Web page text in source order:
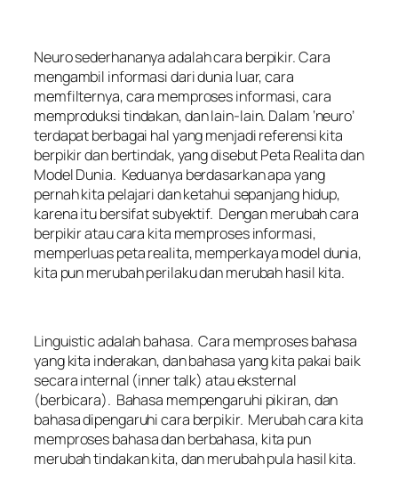
Neuro sederhananya adalah cara berpikir. Cara
mengambil informasi dari dunia luar, cara
memfilternya, cara memproses informasi, cara
memproduksi tindakan, dan lain-lain. Dalam ‘neuro’
terdapat berbagai hal yang menjadi referensi kita
berpikir dan bertindak, yang disebut Peta Realita dan
Model Dunia. Keduanya berdasarkan apa yang
pernah kita pelajari dan ketahui sepanjang hidup,
karena itu bersifat subyektif. Dengan merubah cara
berpikir atau cara kita memproses informasi,
memperluas peta realita, memperkaya model dunia,
kita pun merubah perilaku dan merubah hasil kita.
Linguistic adalah bahasa. Cara memproses bahasa
yang kita inderakan, dan bahasa yang kita pakai baik
secara internal (inner talk) atau eksternal
(berbicara). Bahasa mempengaruhi pikiran, dan
bahasa dipengaruhi cara berpikir. Merubah cara kita
memproses bahasa dan berbahasa, kita pun
merubah tindakan kita, dan merubah pula hasil kita.